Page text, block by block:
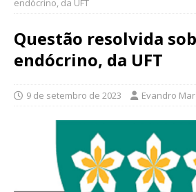
endócrino, da UFT
Questão resolvida
endócrino, da UFT
9 de setembro de 2023 Evandro